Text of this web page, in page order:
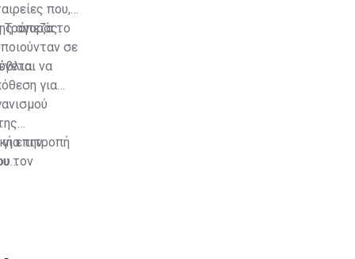
που,
αγοράς.
σε
Τράπεζα το
να
για
επιτροπή
τον
την